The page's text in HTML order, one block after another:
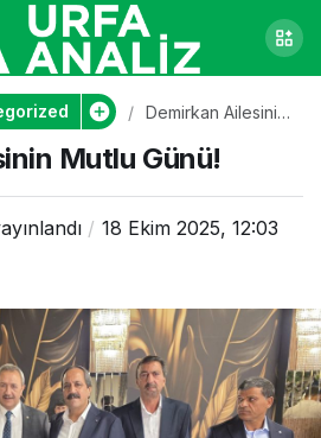
Demirkan Ailesinin
Mutlu Günü!
18 Ekim 2025, 12:03
0